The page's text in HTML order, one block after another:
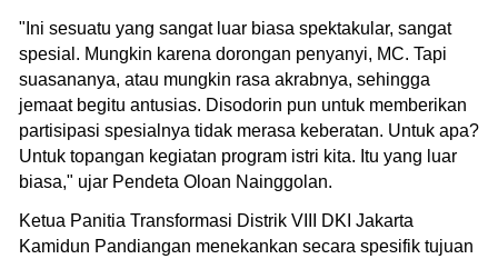
"Ini sesuatu yang sangat luar biasa spektakular, sangat
spesial. Mungkin karena dorongan penyanyi, MC. Tapi
suasananya, atau mungkin rasa akrabnya, sehingga
jemaat begitu antusias. Disodorin pun untuk memberikan
partisipasi spesialnya tidak merasa keberatan. Untuk apa?
Untuk topangan kegiatan program istri kita. Itu yang luar
biasa," ujar Pendeta Oloan Nainggolan.
Ketua Panitia Transformasi Distrik VIII DKI Jakarta
Kamidun Pandiangan menekankan secara spesifik tujuan